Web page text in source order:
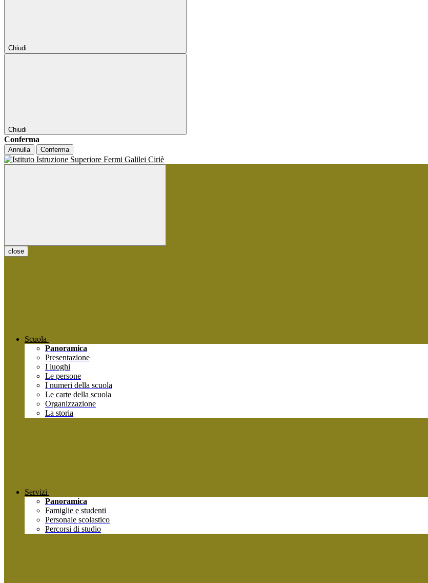
Chiudi
Chiudi
Conferma
Annulla Conferma
close
Scuola
Panoramica
Presentazione
I luoghi
Le persone
I numeri della scuola
Le carte della scuola
Organizzazione
La storia
Servizi
Panoramica
Famiglie e studenti
Personale scolastico
Percorsi di studio